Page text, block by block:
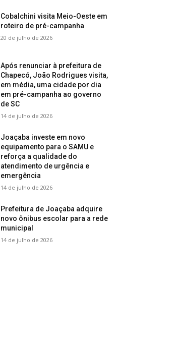
Cobalchini visita Meio-Oeste em
roteiro de pré-campanha
20 de julho de 2026
Após renunciar à prefeitura de
Chapecó, João Rodrigues visita,
em média, uma cidade por dia
em pré-campanha ao governo
de SC
14 de julho de 2026
Joaçaba investe em novo
equipamento para o SAMU e
reforça a qualidade do
atendimento de urgência e
emergência
14 de julho de 2026
Prefeitura de Joaçaba adquire
novo ônibus escolar para a rede
municipal
14 de julho de 2026